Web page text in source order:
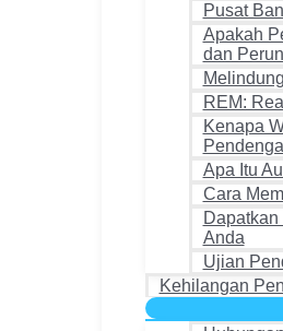
Pusat
Apakah
dan
REM:
Kenapa
Apa Itu
Cara
Anda
Ujian
Kehilangan